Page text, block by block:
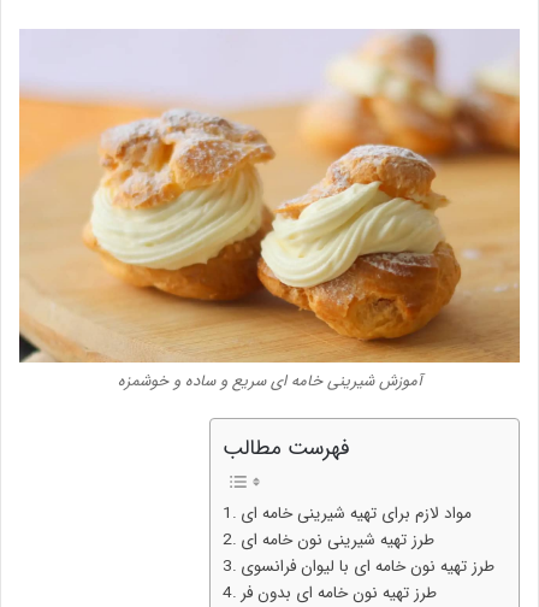
آموزش شیرینی خامه ای سریع و ساده و خوشمزه
فهرست مطالب
مواد لازم برای تهیه شیرینی خامه ای
طرز تهیه شیرینی نون خامه ای
طرز تهیه نون خامه ای با لیوان فرانسوی
طرز تهیه نون خامه ای بدون فر